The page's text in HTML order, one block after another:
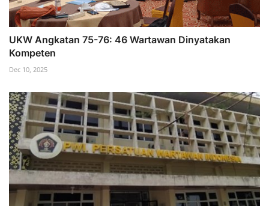
UKW Angkatan 75-76: 46 Wartawan Dinyatakan
Kompeten
Dec 10, 2025